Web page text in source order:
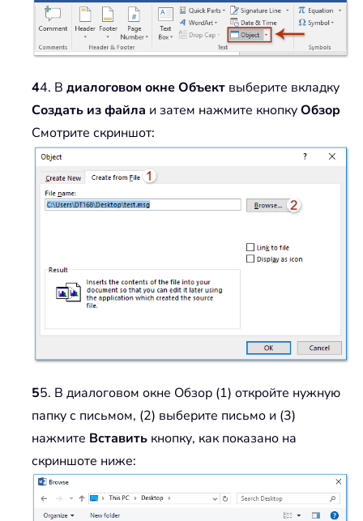
44. В диалоговом окне Объект выберите вкладку
Создать из файла и затем нажмите кнопкуОбзор
Смотрите скриншот:
55. В диалоговом окне Обзор (1) откройте нужную
папку с письмом, (2) выберите письмо и (3)
нажмите Вставить кнопку, как показано на
скриншоте ниже: